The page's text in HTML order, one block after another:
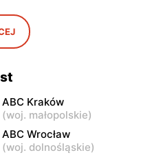
ABC
Warszawa, ul. Białostocka
9
ABC
ABC
Warszawa, ul. Chełmska 9
ABC Kraków
(woj. małopolskie)
ABC Wrocław
(woj. dolnośląskie)